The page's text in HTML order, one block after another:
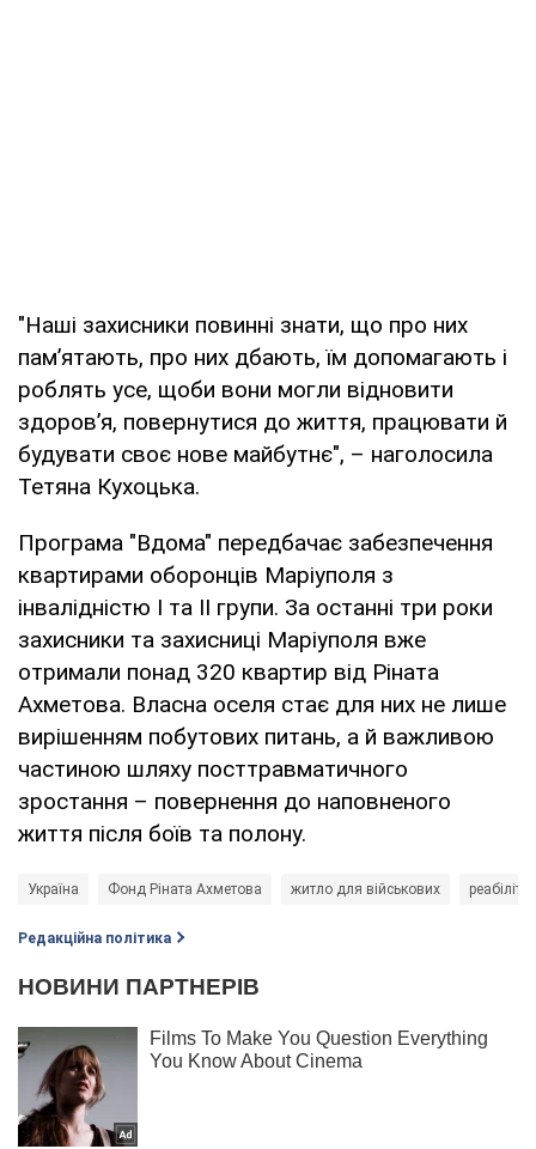
"Наші захисники повинні знати, що про них
пам’ятають, про них дбають, їм допомагають і
роблять усе, щоби вони могли відновити
здоров’я, повернутися до життя, працювати й
будувати своє нове майбутнє", – наголосила
Тетяна Кухоцька.
Програма "Вдома" передбачає забезпечення
квартирами оборонців Маріуполя з
інвалідністю І та ІІ групи. За останні три роки
захисники та захисниці Маріуполя вже
отримали понад 320 квартир від Ріната
Ахметова. Власна оселя стає для них не лише
вирішенням побутових питань, а й важливою
частиною шляху посттравматичного
зростання – повернення до наповненого
життя після боїв та полону.
Україна Фонд Ріната Ахметова житло для військових
Редакційна політика